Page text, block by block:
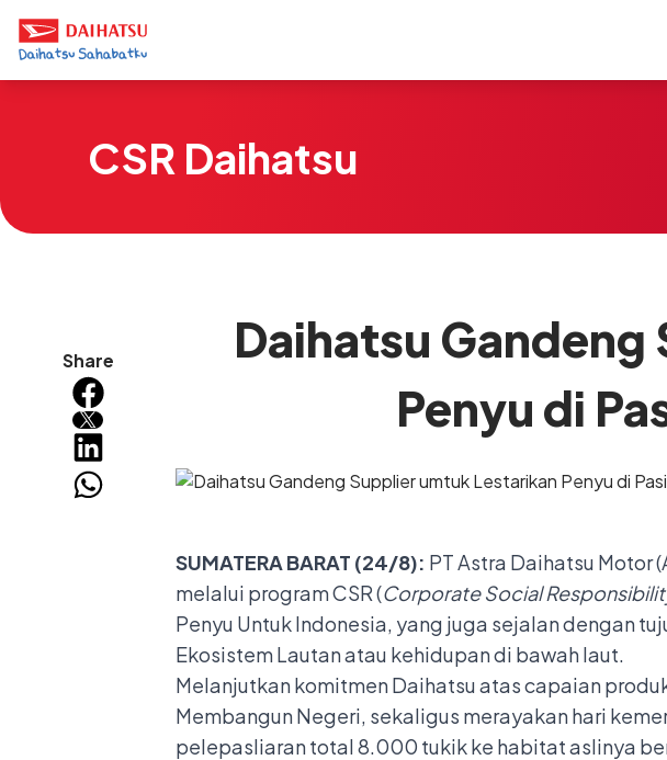
CSR Daihatsu
Share
Daihatsu
Penyu di
SUMATERA BARAT (24/8): PT Astra Daihatsu Motor
melalui program CSR (Corporate Social
Penyu Untuk Indonesia, yang juga sejalan dengan
Ekosistem Lautan atau kehidupan di bawah laut.
Melanjutkan komitmen Daihatsu atas capaian
Membangun Negeri, sekaligus merayakan hari
pelepasliaran total 8.000 tukik ke habitat aslinya